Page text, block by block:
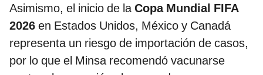
Asimismo, el inicio de laCopa Mundial FIFA
2026 en Estados Unidos, México y Canadá
representa un riesgo de importación de casos,
por lo que el Minsa recomendó vacunarse